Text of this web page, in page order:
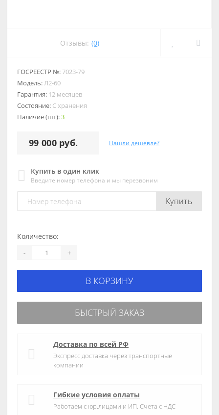
Отзывы: (0)
ГОСРЕЕСТР №:7023-79
Модель:Л2-60
Гарантия: 12 месяцев
Состояние: С хранения
Наличие (шт):3
99 000 руб. Нашли дешевле?
Купить в один клик
Введите номер телефона и мы перезвоним
Купить
Количество:
- +
В КОРЗИНУ
БЫСТРЫЙ ЗАКАЗ
Доставка по всей РФ
Экспресс доставка через транспортные
компании
Гибкие условия оплаты
Работаем с юр.лицами и ИП. Счета с НДС